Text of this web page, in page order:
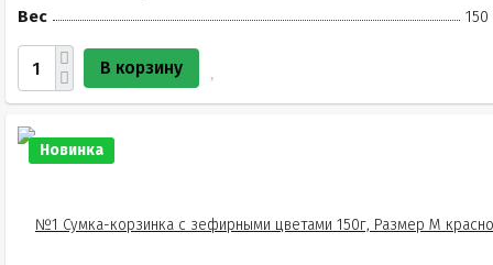
Вес
150
В корзину
Новинка